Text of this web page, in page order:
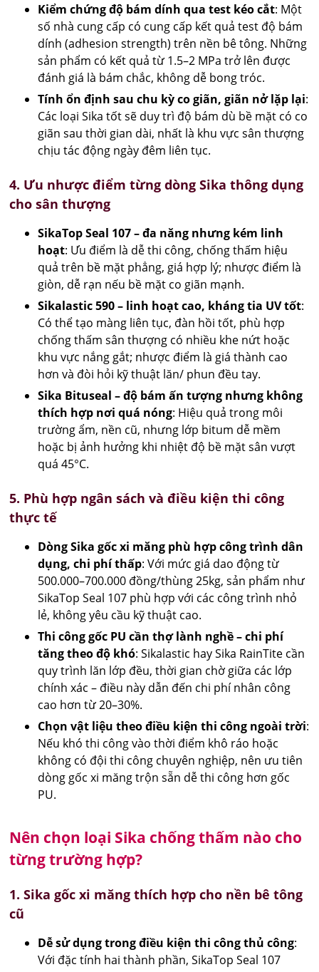
Kiểm chứng độ bám dính qua test kéo cắt: Một
số nhà cung cấp có cung cấp kết quả test độ bám
dính (adhesion strength) trên nền bê tông. Những
sản phẩm có kết quả từ 1.5–2 MPa trở lên được
đánh giá là bám chắc, không dễ bong tróc.
Tính ổn định sau chu kỳ co giãn, giãn nở lặp lại:
Các loại Sika tốt sẽ duy trì độ bám dù bề mặt có co
giãn sau thời gian dài, nhất là khu vực sân thượng
chịu tác động ngày đêm liên tục.
4. Ưu nhược điểm từng dòng Sika thông dụng
cho sân thượng
SikaTop Seal 107 – đa năng nhưng kém linh
hoạt: Ưu điểm là dễ thi công, chống thấm hiệu
quả trên bề mặt phẳng, giá hợp lý; nhược điểm là
giòn, dễ rạn nếu bề mặt co giãn mạnh.
Sikalastic 590 – linh hoạt cao, kháng tia UV tốt:
Có thể tạo màng liên tục, đàn hồi tốt, phù hợp
chống thấm sân thượng có nhiều khe nứt hoặc
khu vực nắng gắt; nhược điểm là giá thành cao
hơn và đòi hỏi kỹ thuật lăn/ phun đều tay.
Sika Bituseal – độ bám ấn tượng nhưng không
thích hợp nơi quá nóng: Hiệu quả trong môi
trường ẩm, nền cũ, nhưng lớp bitum dễ mềm
hoặc bị ảnh hưởng khi nhiệt độ bề mặt sân vượt
quá 45°C.
5. Phù hợp ngân sách và điều kiện thi công
thực tế
Dòng Sika gốc xi măng phù hợp công trình dân
dụng, chi phí thấp: Với mức giá dao động từ
500.000–700.000 đồng/thùng 25kg, sản phẩm như
SikaTop Seal 107 phù hợp với các công trình nhỏ
lẻ, không yêu cầu kỹ thuật cao.
Thi công gốc PU cần thợ lành nghề – chi phí
tăng theo độ khó: Sikalastic hay Sika RainTite cần
quy trình lăn lớp đều, thời gian chờ giữa các lớp
chính xác – điều này dẫn đến chi phí nhân công
cao hơn từ 20–30%.
Chọn vật liệu theo điều kiện thi công ngoài trời:
Nếu khó thi công vào thời điểm khô ráo hoặc
không có đội thi công chuyên nghiệp, nên ưu tiên
dòng gốc xi măng trộn sẵn dễ thi công hơn gốc
PU.
Nên chọn loại Sika chống thấm nào cho
từng trường hợp?
1. Sika gốc xi măng thích hợp cho nền bê tông
cũ
Dễ sử dụng trong điều kiện thi công thủ công:
Với đặc tính hai thành phần, SikaTop Seal 107